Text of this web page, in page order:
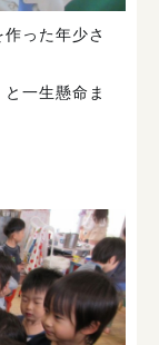
った年少さ
一生懸命ま